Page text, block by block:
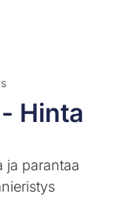
Hinta
ja parantaa